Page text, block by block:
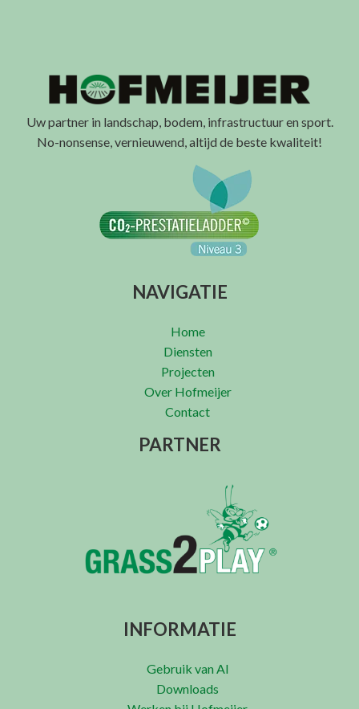
Uw partner in landschap, bodem, infrastructuur en sport.
No-nonsense, vernieuwend, altijd de beste kwaliteit!
NAVIGATIE
Home
Diensten
Projecten
Over Hofmeijer
Contact
PARTNER
INFORMATIE
Gebruik van AI
Downloads